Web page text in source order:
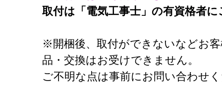
取付は「電気工事士」の有資格者
※開梱後、取付ができないなどお
品・交換はお受けできません。
ご不明な点は事前にお問い合わせ